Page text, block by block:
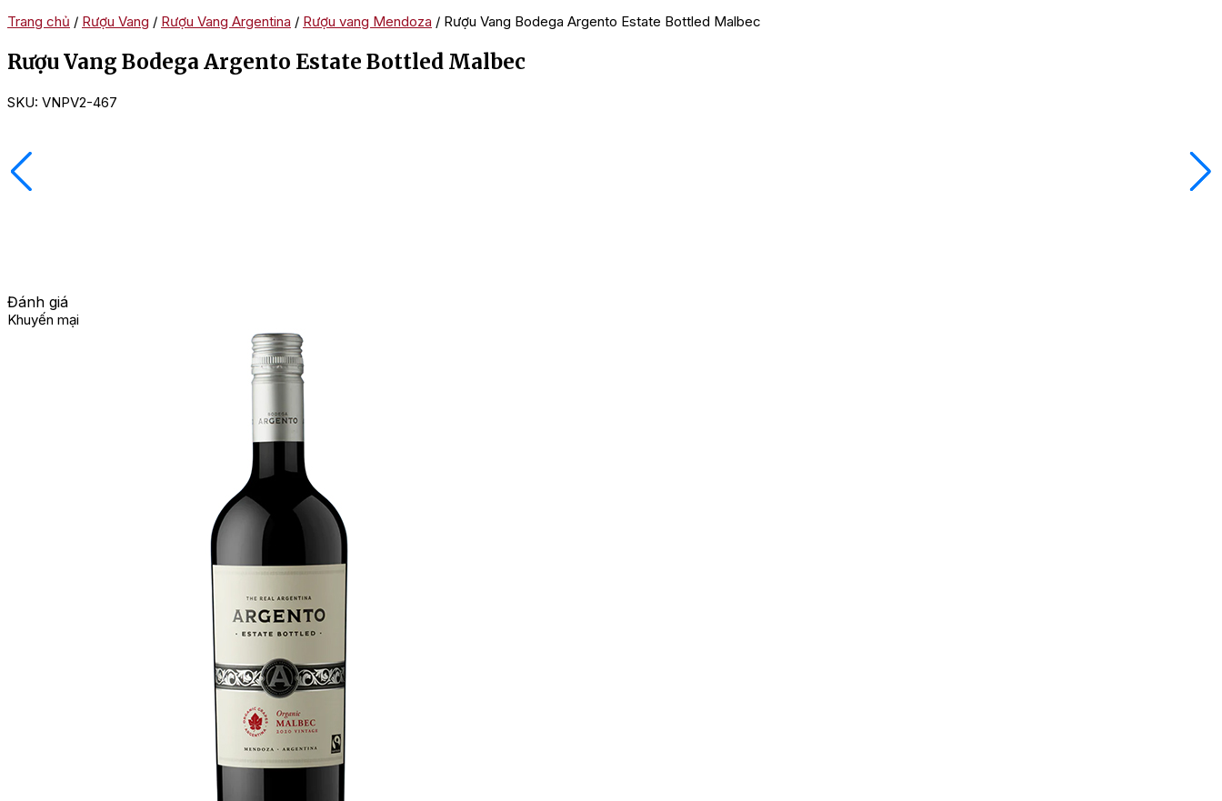
Trang chủ / Rượu Vang / Rượu Vang Argentina / Rượu vang Mendoza / Rượu Vang Bodega Argento Estate Bottled Malbec
Rượu Vang Bodega Argento Estate Bottled Malbec
SKU: VNPV2-467
Đánh giá
Khuyến mại